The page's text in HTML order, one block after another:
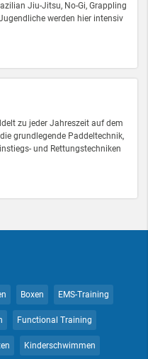
Jiu-Jitsu, No-Gi, Grappling
werden hier intensiv
zu jeder Jahreszeit auf dem
grundlegende Paddeltechnik,
und Rettungstechniken
Boxen EMS-Training
Functional Training
Kinderschwimmen